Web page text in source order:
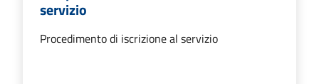
servizio
Procedimento di iscrizione al servizio